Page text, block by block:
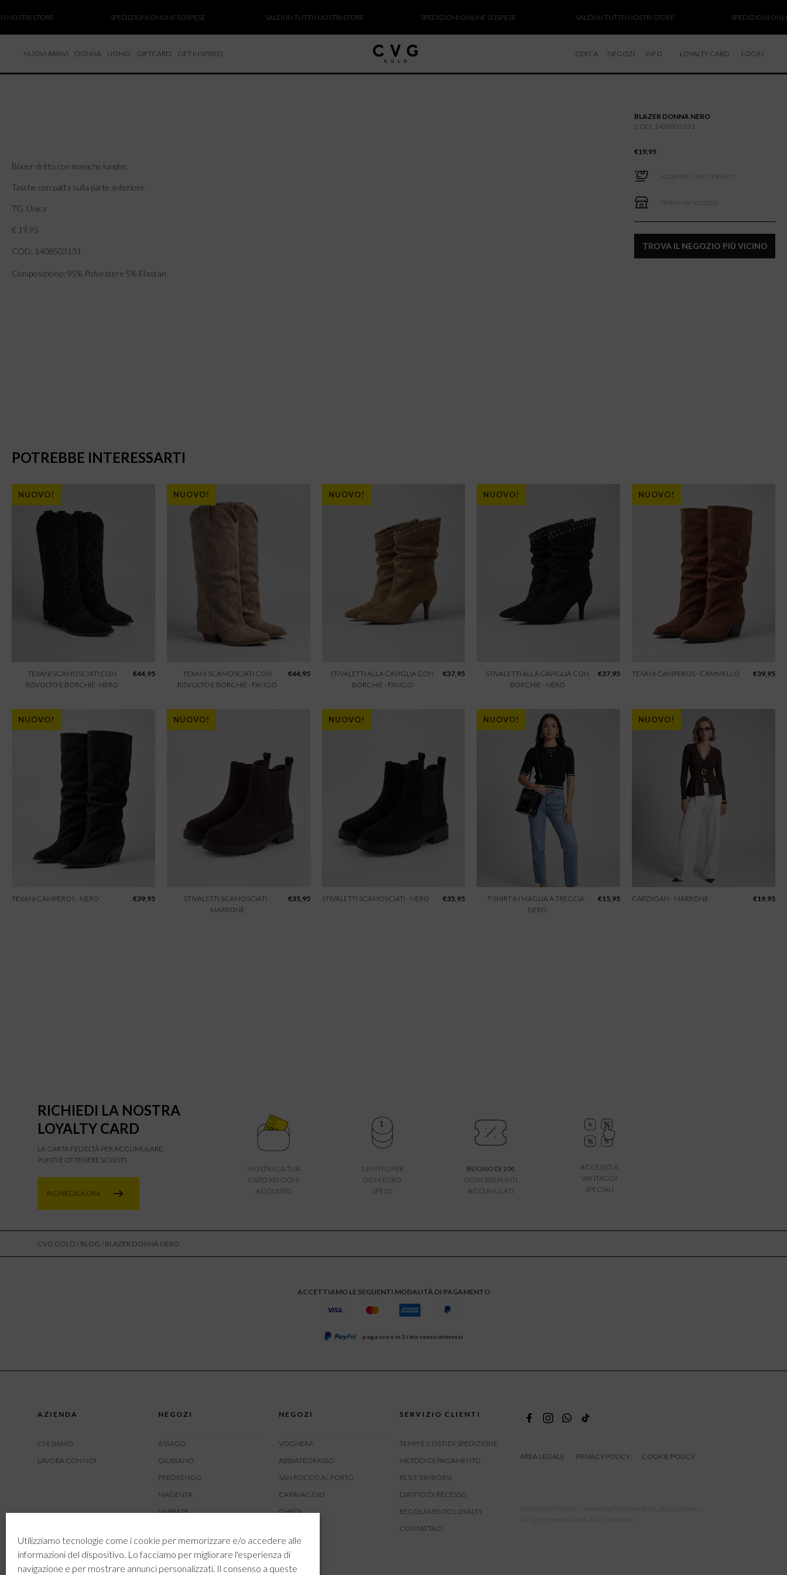
Utilizziamo tecnologie come i cookie per memorizzare e/o accedere alle
informazioni del dispositivo. Lo facciamo per migliorare l'esperienza di
navigazione e per mostrare annunci personalizzati. Il consenso a queste
STORE SPEDIZIONI ONLINE SOSPESE SALDI IN TUTTI I NOSTRI STORE SPEDIZIONI ONLINE SOSPESE SALDI IN TUTTI I NOSTRI STORE SPEDIZIONI ONLINE
NUOVI ARRIVI DONNA UOMO GIFTCARD GET INSPIRED CERCA NEGOZI INFO
RESI E RIMBORSI
LOYALTY CARD LOGIN
ARRIVI
Blazer dritto con maniche lunghe.
Tasche con patta sulla parte anteriore.
TG. Unica
€ 19,95
COD. 1408503131
Composizione: 95% Polyestere 5% Elastan
BLAZER DONNA NERO
COD: 1408503131
€19,95
ACQUISTA UNA GIFTCARD
TROVA UN NEGOZIO
TROVA IL NEGOZIO PIÙ VICINO
POTREBBE INTERESSARTI
NUOVO!
TEXANI SCAMOSCIATI CON
RISVOLTO E BORCHIE -NERO
€44,95
NUOVO!
TEXANI SCAMOSCIATI CON
RISVOLTO E BORCHIE - FANGO
€44,95
NUOVO!
STIVALETTI ALLA CAVIGLIA CON
BORCHIE - FANGO
€37,95
NUOVO!
STIVALETTI ALLA CAVIGLIA CON
BORCHIE - NERO
€37,95
NUOVO!
TEXANI CAMPEROS - CAMMELLO €39,95
NUOVO!
TEXANI CAMPEROS - NERO €39,95
NUOVO!
STIVALETTI SCAMOSCIATI -
MARRONE
€35,95
NUOVO!
STIVALETTI SCAMOSCIATI - NERO €35,95
NUOVO!
T-SHIRT IN MAGLIA A TRECCIA -
NERO
€15,95
NUOVO!
CARDIGAN - MARRONE €19,95
RICHIEDI LA NOSTRA
LOYALTY CARD
LA CARTA FEDELTÀ PER ACCUMULARE
PUNTI E OTTENERE SCONTI.
RICHIEDILA ORA
MOSTRA LA TUA
CARD AD OGNI
ACQUISTO
1 PUNTO PER
OGNI EURO
SPESO
BUONO DI 10€
OGNI 300 PUNTI
ACCUMULATI
ACCESSO A
VANTAGGI
SPECIALI
CVG GOLD / BLOG / BLAZER DONNA NERO
ACCETTIAMO LE SEGUENTI MODALITÀ DI PAGAMENTO
paga ora o in 3 rate senza interessi
AZIENDA
CHI SIAMO
LAVORA CON NOI
NEGOZI
ASSAGO
GIUSSANO
PREDRENGO
MAGENTA
LIMBIATE
BUSNAGO
NEGOZI
VOGHERA
ABBIATEGRASSO
SAN ROCCO AL PORTO
CARAVAGGIO
GHEDI
CREMONA
SERVIZIO CLIENTI
TEMPI E COSTI DI SPEDIZIONE
METODI DI PAGAMENTO
RESI E RIMBORSI
DIRITTO DI RECESSO
REGOLAMENTO LOYALTY
CONTATTACI
AREA LEGALE PRIVACY POLICY COOKIE POLICY